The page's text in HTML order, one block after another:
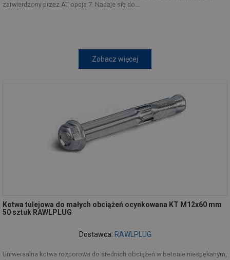
zatwierdzony przez AT opcja 7. Nadaje się do...
Zobacz więcej
Kotwa tulejowa do małych obciążeń ocynkowana KT M12x60 mm
50 sztuk RAWLPLUG
Dostawca: RAWLPLUG
Uniwersalna kotwa rozporowa do średnich obciążeń w betonie niespękanym,